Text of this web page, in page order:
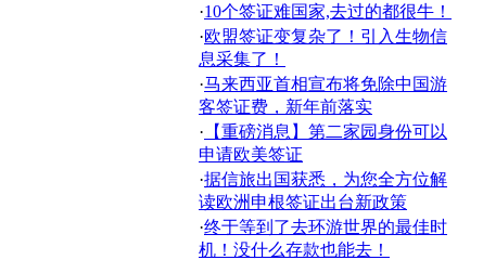
·10个签证难国家,去过的都很牛！
·欧盟签证变复杂了！引入生物信
息采集了！
·马来西亚首相宣布将免除中国游
客签证费，新年前落实
· 【重磅消息】第二家园身份可以
申请欧美签证
·据信旅出国获悉，为您全方位解
读欧洲申根签证出台新政策
·终于等到了去环游世界的最佳时
机！没什么存款也能去！